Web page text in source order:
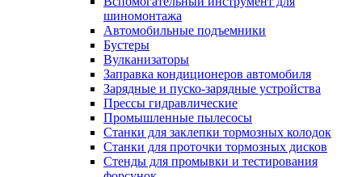
шиномонтажа
Автомобильные подъемники
Бустеры
Вулканизаторы
Заправка кондиционеров автомобиля
Зарядные и пуско-зарядные устройства
Прессы гидравлические
Промышленные пылесосы
Станки для заклепки тормозных колодок
Станки для проточки тормозных дисков
Стенды для промывки и тестирования